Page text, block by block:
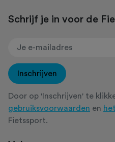
Schrijf je in voor de
Inschrijven
Door op 'Inschrijven' te
gebruiksvoorwaarden en
Fietssport.